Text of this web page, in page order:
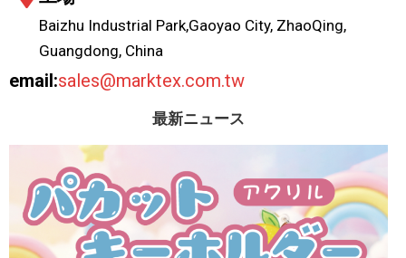
Baizhu Industrial Park,Gaoyao City, ZhaoQing,
Guangdong, China
email:sales@marktex.com.tw
最新ニュース